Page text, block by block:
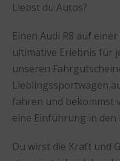
Liebst du Autos?
Einen Audi R8 auf
ultimative Erlebnis für
unseren
Lieblingssportwagen
fahren und bekommst
eine Einführung in
Du wirst die Kraft und